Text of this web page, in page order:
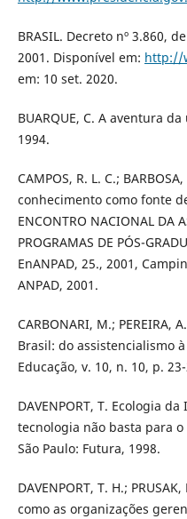
BRASIL. Decreto nº 3.860,
2001. Disponível em: http://
em: 10 set. 2020.
BUARQUE, C. A aventura
1994.
CAMPOS, R. L. C.;
conhecimento como fonte
ENCONTRO NACIONAL DA
PROGRAMAS DE PÓS-
EnANPAD, 25., 2001,
ANPAD, 2001.
CARBONARI, M.;
Brasil: do assistencialismo
Educação, v. 10, n. 10, p.
DAVENPORT, T. Ecologia
tecnologia não basta para
São Paulo: Futura, 1998.
DAVENPORT, T. H.;
como as organizações